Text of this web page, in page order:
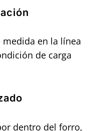
medida en la línea
de carga
dentro del forro,